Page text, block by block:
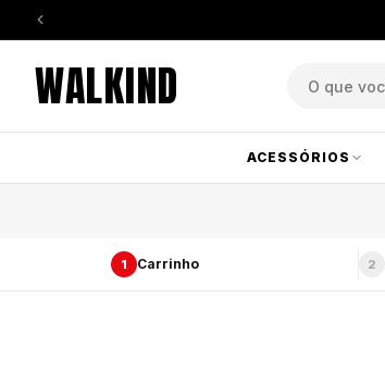
WALKIND
ACESSÓRIOS
1 Carrinho 2